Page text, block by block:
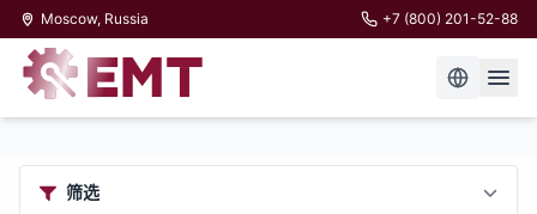
Moscow, Russia +7 (800) 201-52-88
筛选